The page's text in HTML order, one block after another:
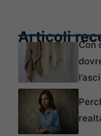
Articoli
Con